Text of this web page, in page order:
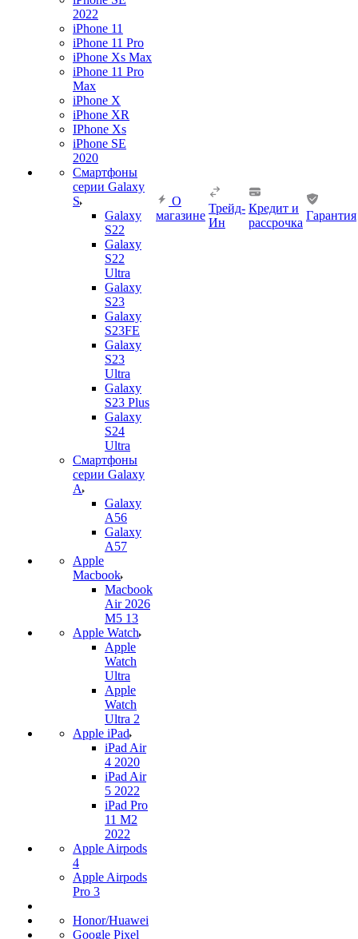
2022
iPhone 11
iPhone 11 Pro
iPhone Xs Max
iPhone 11 Pro
Max
iPhone X
iPhone XR
IPhone Xs
iPhone SE
2020
Смартфоны
серии Galaxy
S
Galaxy
S22
Galaxy
S22
Ultra
Galaxy
S23
Galaxy
S23FE
Galaxy
S23
Ultra
Galaxy
S23 Plus
Galaxy
S24
Ultra
Смартфоны
серии Galaxy
A
Galaxy
A56
Galaxy
A57
Apple
Macbook
Macbook
Air 2026
M5 13
Apple Watch
Apple
Watch
Ultra
Apple
Watch
Ultra 2
Apple iPad
iPad Air
4 2020
iPad Air
5 2022
iPad Pro
11 M2
2022
Apple Airpods
4
Apple Airpods
Pro 3
Honor/Huawei
Google Pixel
О
магазине
Трейд-
Ин
Кредит и
рассрочка
Гарантия